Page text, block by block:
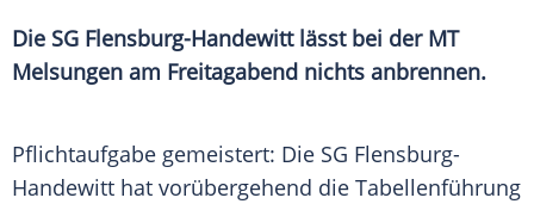
Die SG Flensburg-Handewitt lässt bei der MT
Melsungen am Freitagabend nichts anbrennen.
Pflichtaufgabe gemeistert: Die SG Flensburg-
Handewitt hat vorübergehend die Tabellenführung